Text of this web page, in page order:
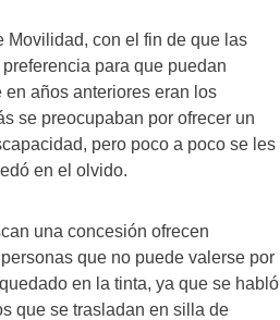
Movilidad, con el fin de que las
para que puedan
años anteriores eran los
se preocupaban por ofrecer un
pero poco a poco se les
en el olvido.
una concesión ofrecen
que no puede valerse por
en la tinta, ya que se habló
que se trasladan en silla de